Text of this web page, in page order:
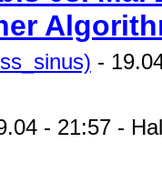
-
- 21:57 -